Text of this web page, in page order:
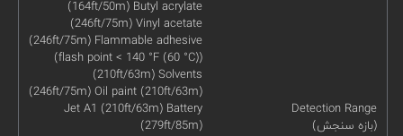
Detection Range
(بازه سنجش)
(164ft/50m) Butyl acrylate
(246ft/75m) Vinyl acetate
(246ft/75m) Flammable adhesive
(flash point < 140 °F (60 °C))
(210ft/63m) Solvents
(246ft/75m) Oil paint (210ft/63m)
Jet A1 (210ft/63m) Battery
(279ft/85m)